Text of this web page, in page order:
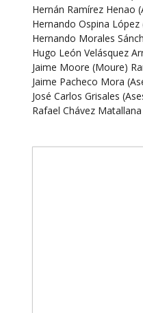
Hernán Ramírez Henao
Hernando Ospina López
Hernando Morales
Hugo León Velásquez
Jaime Moore (Moure)
Jaime Pacheco Mora
José Carlos Grisales
Rafael Chávez